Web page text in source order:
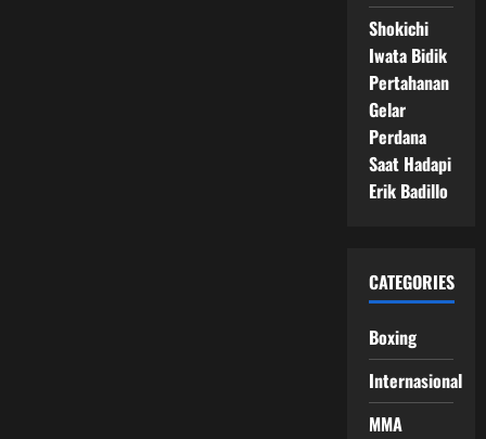
Shokichi
Iwata Bidik
Pertahanan
Gelar
Perdana
Saat Hadapi
Erik Badillo
CATEGORIES
Boxing
Internasional
MMA